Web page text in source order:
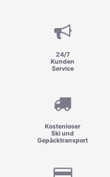
24/7
Kunden
Service
Kostenloser
Ski und
Gepäcktransport